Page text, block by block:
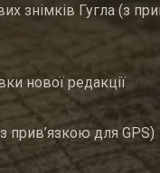
знімків Гугла (з
нової редакції
прив’язкою для GPS)